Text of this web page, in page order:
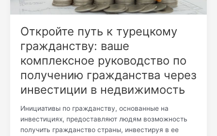
Откройте путь к турецкому
гражданству: ваше
комплексное руководство по
получению гражданства через
инвестиции в недвижимость
Инициативы по гражданству, основанные на
инвестициях, предоставляют людям возможность
получить гражданство страны, инвестируя в ее
получению
гражданства
через
инвестиции
в
недвижимость